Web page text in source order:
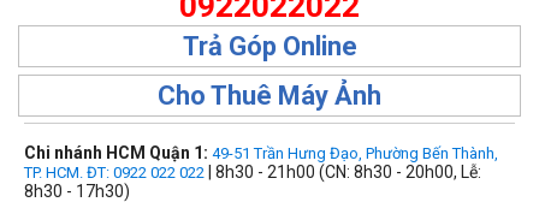
Trả Góp Online
Cho Thuê Máy Ảnh
Chi nhánh HCM Quận 1: 49-51 Trần Hưng Đạo, Phường Bến Thành,
TP. HCM. ĐT: 0922 022 022 | 8h30 - 21h00 (CN: 8h30 - 20h00, Lễ:
8h30 - 17h30)